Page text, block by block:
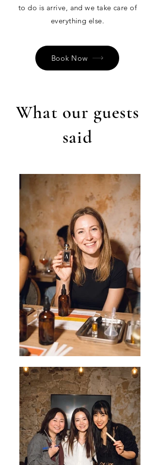
to do is arrive, and we take care of
everything else.
Book Now
What our guests
said